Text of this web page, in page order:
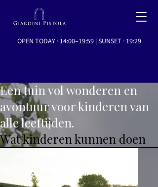
OPEN TODAY · 14:00–19:59 | SUNSET · 19:29
Een tuin vol wonderen en
avontuur voor kinderen van
alle leeftijden.
Wat kinderen kunnen doen